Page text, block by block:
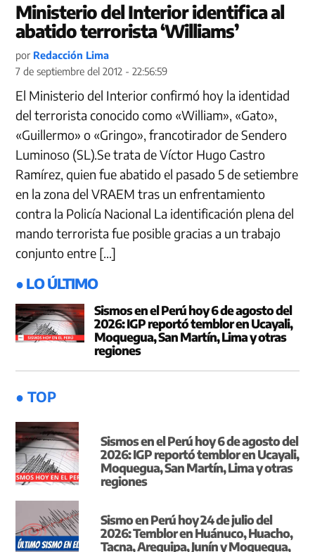
Ministerio del Interior identifica al
abatido terrorista ‘Williams’
por Redacción Lima
7 de septiembre del 2012 - 22:56:59
El Ministerio del Interior confirmó hoy la identidad
del terrorista conocido como «William», «Gato»,
«Guillermo» o «Gringo», francotirador de Sendero
Luminoso (SL).Se trata de Víctor Hugo Castro
Ramírez, quien fue abatido el pasado 5 de setiembre
en la zona del VRAEM tras un enfrentamiento
contra la Policía Nacional La identificación plena del
mando terrorista fue posible gracias a un trabajo
conjunto entre […]
● LO ÚLTIMO
Sismos en el Perú hoy 6 de agosto del
2026: IGP reportó temblor en Ucayali,
Moquegua, San Martín, Lima y otras
regiones
● TOP
Sismos en el Perú hoy 6 de agosto del
2026: IGP reportó temblor en Ucayali,
Moquegua, San Martín, Lima y otras
regiones
Sismo en Perú hoy 24 de julio del
2026: Temblor en Huánuco, Huacho,
Tacna, Arequipa, Junín y Moquegua,